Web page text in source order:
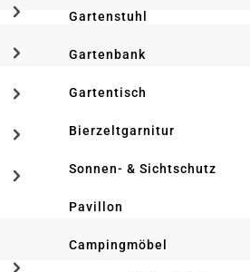
Gartenstuhl
Gartenbank
Gartentisch
Bierzeltgarnitur
Sonnen- & Sichtschutz
Pavillon
Campingmöbel